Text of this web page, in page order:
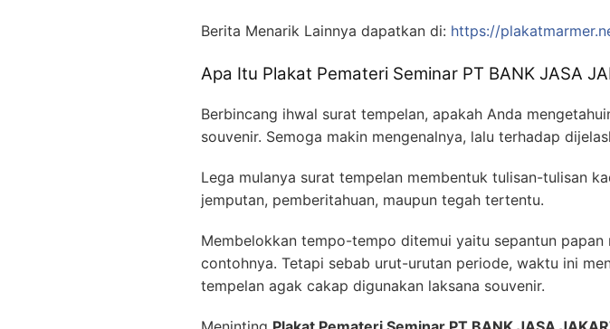
Berita Menarik Lainnya dapatkan di: https://
Apa Itu Plakat Pemateri Seminar PT BANK JASA
Berbincang ihwal surat tempelan, apakah Anda
souvenir. Semoga makin mengenalnya, lalu terhadap
Lega mulanya surat tempelan membentuk tulisan-tulisan
jemputan, pemberitahuan, maupun tegah tertentu.
Membelokkan tempo-tempo ditemui yaitu sepantun
contohnya. Tetapi sebab urut-urutan periode, waktu ini
tempelan agak cakap digunakan laksana souvenir.